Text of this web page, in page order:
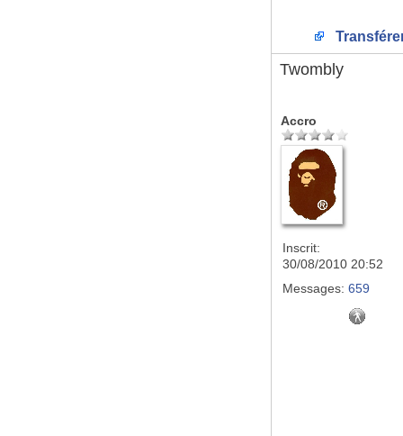
Twombly
Accro
Inscrit:
30/08/2010 20:52
Messages: 659